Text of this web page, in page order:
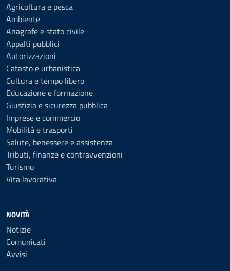
Agricoltura e pesca
Ambiente
Anagrafe e stato civile
Appalti pubblici
Autorizzazioni
Catasto e urbanistica
Cultura e tempo libero
Educazione e formazione
Giustizia e sicurezza pubblica
Imprese e commercio
Mobilità e trasporti
Salute, benessere e assistenza
Tributi, finanze e contravvenzioni
Turismo
Vita lavorativa
NOVITÀ
Notizie
Comunicati
Avvisi